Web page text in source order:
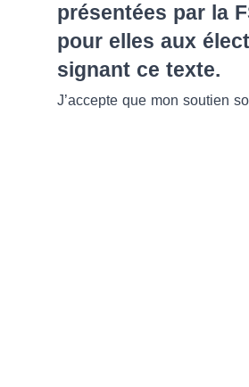
présentées par la
pour elles aux
signant ce texte.
J’accepte que mon soutien